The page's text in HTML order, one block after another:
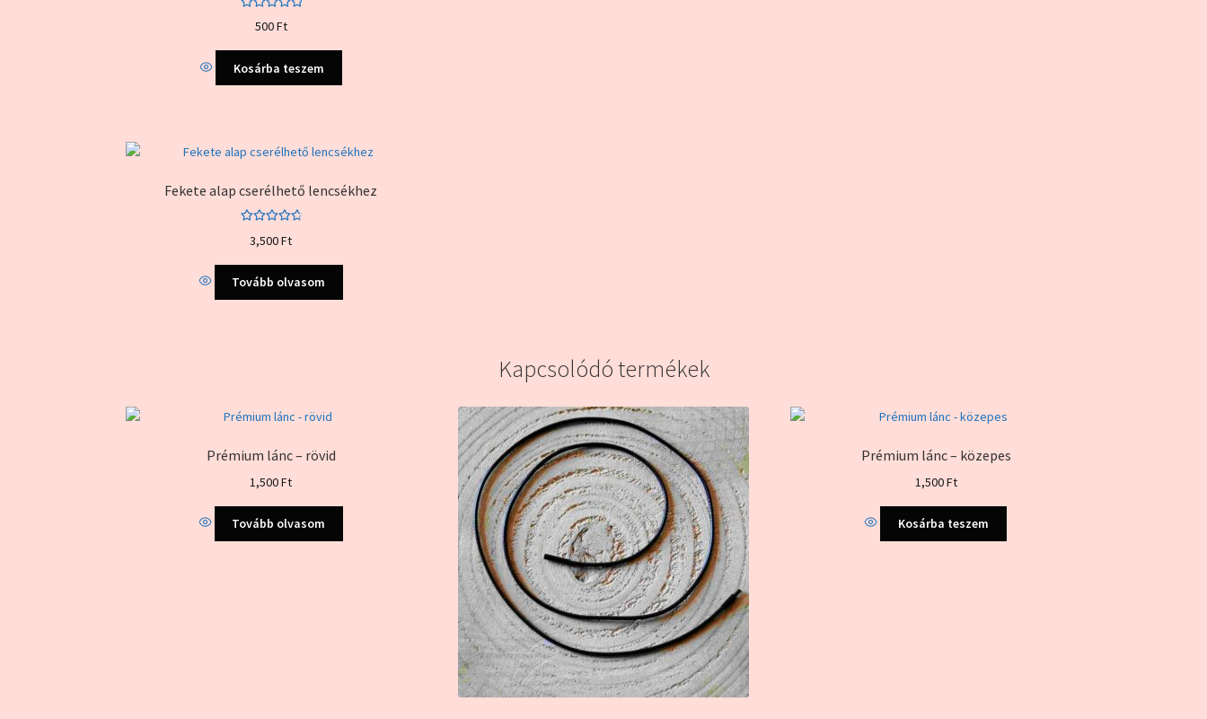
5.00 / 5
500Ft
Kosárba teszem
Fekete alap cserélhető lencsékhez
4.83 / 5
3,500Ft
Tovább olvasom
Kapcsolódó termékek
Prémium lánc – rövid
1,500Ft
Tovább olvasom
Prémium lánc – közepes
1,500Ft
Kosárba teszem